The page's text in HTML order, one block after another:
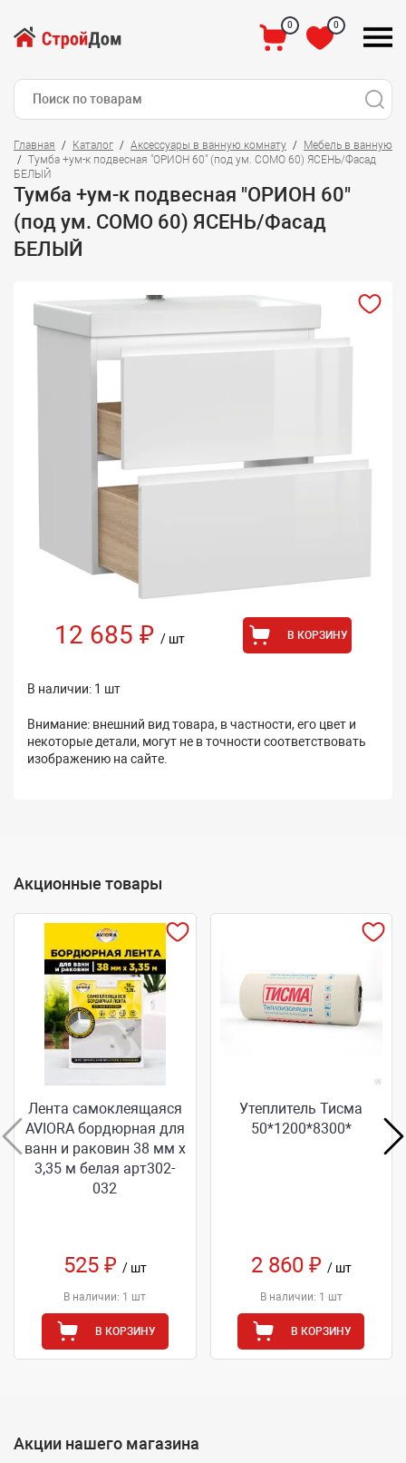
0 0
Главная Каталог Аксессуары в ванную комнату
Мебель в ванную
Тумба +ум-к подвесная "ОРИОН 60" (под ум. СОМО 60) ЯСЕНЬ/Фасад
БЕЛЫЙ
Тумба +ум-к подвесная "ОРИОН 60"
(под ум. СОМО 60) ЯСЕНЬ/Фасад
БЕЛЫЙ
12 685 ₽ / шт В КОРЗИНУ
В наличии: 1 шт
Внимание: внешний вид товара, в частности, его цвет и
некоторые детали, могут не в точности соответствовать
изображению на сайте.
Акционные товары
Лента самоклеящаяся
AVIORA бордюрная для
ванн и раковин 38 мм х
3,35 м белая арт302-
032
525 ₽ / шт
В наличии: 1 шт
В КОРЗИНУ
Утеплитель Тисма
50*1200*8300*
2 860 ₽ / шт
В наличии: 1 шт
В КОРЗИНУ
Акции нашего магазина